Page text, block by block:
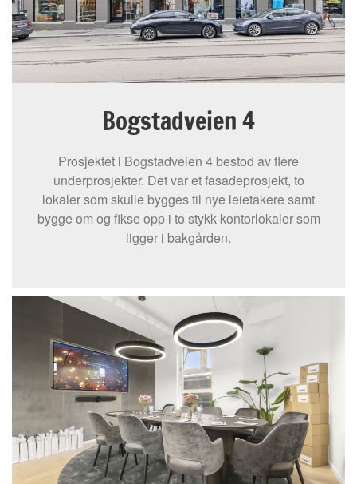
Bogstadveien 4
Prosjektet i Bogstadveien 4 bestod av flere
underprosjekter. Det var et fasadeprosjekt, to
lokaler som skulle bygges til nye leietakere samt
bygge om og fikse opp i to stykk kontorlokaler som
ligger i bakgården.